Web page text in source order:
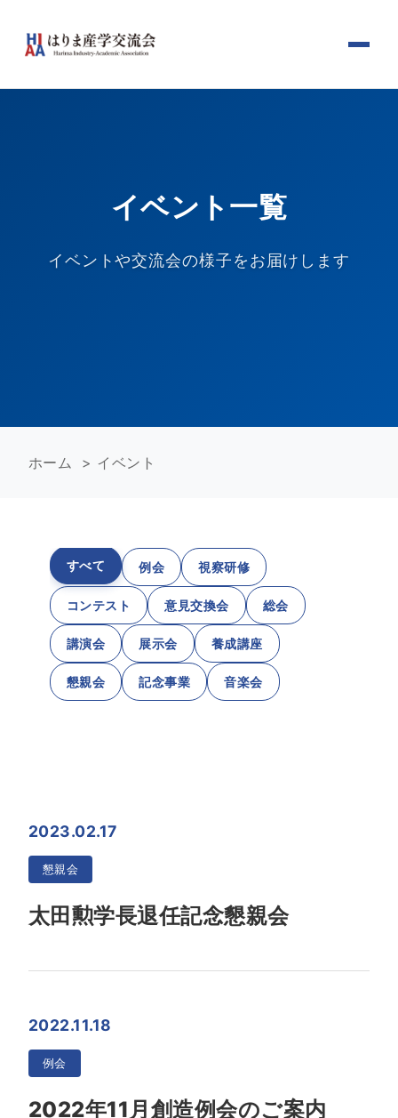
イベント一覧
イベントや交流会の様子をお届けします
ホーム > イベント
すべて 例会 視察研修
コンテスト 意見交換会 総会
講演会 展示会 養成講座
懇親会 記念事業 音楽会
2023.02.17
懇親会
太田勲学長退任記念懇親会
2022.11.18
例会
2022年11月創造例会のご案内